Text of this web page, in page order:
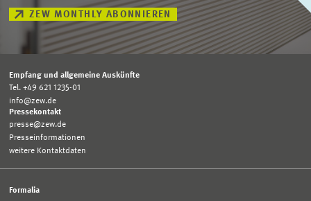
ZEW MONTHLY ABONNIEREN
Empfang und allgemeine Auskünfte
Tel. +49 621 1235-01
info@zew.de
Pressekontakt
presse@zew.de
Presseinformationen
weitere Kontaktdaten
Formalia